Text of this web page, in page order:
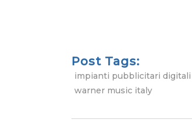
Post Tags:
impianti pubblicitari
warner music italy